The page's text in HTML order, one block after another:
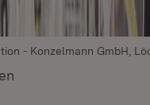
- Konzelmann GmbH,